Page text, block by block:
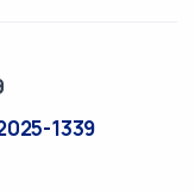
1339